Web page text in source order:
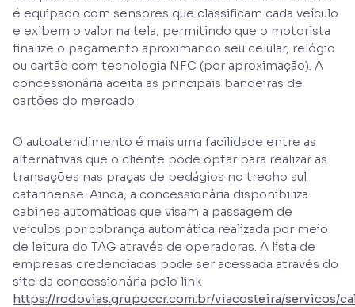
é equipado com sensores que classificam cada veículo
e exibem o valor na tela, permitindo que o motorista
finalize o pagamento aproximando seu celular, relógio
ou cartão com tecnologia NFC (por aproximação). A
concessionária aceita as principais bandeiras de
cartões do mercado.
O autoatendimento é mais uma facilidade entre as
alternativas que o cliente pode optar para realizar as
transações nas praças de pedágios no trecho sul
catarinense. Ainda, a concessionária disponibiliza
cabines automáticas que visam a passagem de
veículos por cobrança automática realizada por meio
de leitura do TAG através de operadoras. A lista de
empresas credenciadas pode ser acessada através do
site da concessionária pelo link
https://rodovias.grupoccr.com.br/viacosteira/servicos/